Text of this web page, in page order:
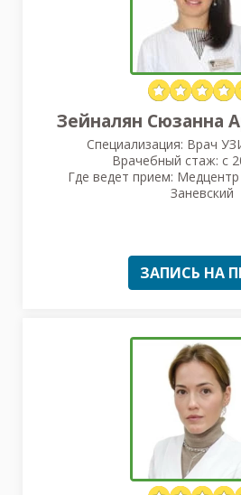
Зейналян Сюзанна
Специализация: Врач
Врачебный стаж: с
Где ведет прием:
Заневский
ЗАПИСЬ НА